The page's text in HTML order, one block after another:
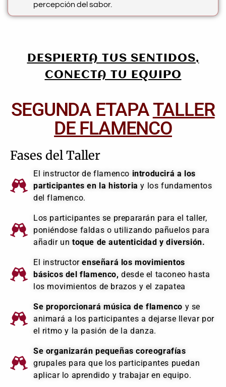
percepción del sabor.
DESPIERTA TUS SENTIDOS,
CONECTA TU EQUIPO
SEGUNDA ETAPATALLER
DE FLAMENCO
Fases del Taller
El instructor de flamenco introducirá a los
participantes en la historia y los fundamentos
del flamenco.
Los participantes se prepararán para el taller,
poniéndose faldas o utilizando pañuelos para
añadir un toque de autenticidad y diversión.
El instructorenseñará los movimientos
básicos del flamenco,desde el taconeo hasta
los movimientos de brazos y el zapatea
Se proporcionará música de flamenco y se
animará a los participantes a dejarse llevar por
el ritmo y la pasión de la danza.
Se organizarán pequeñas coreografías
grupales para que los participantes puedan
aplicar lo aprendido y trabajar en equipo.